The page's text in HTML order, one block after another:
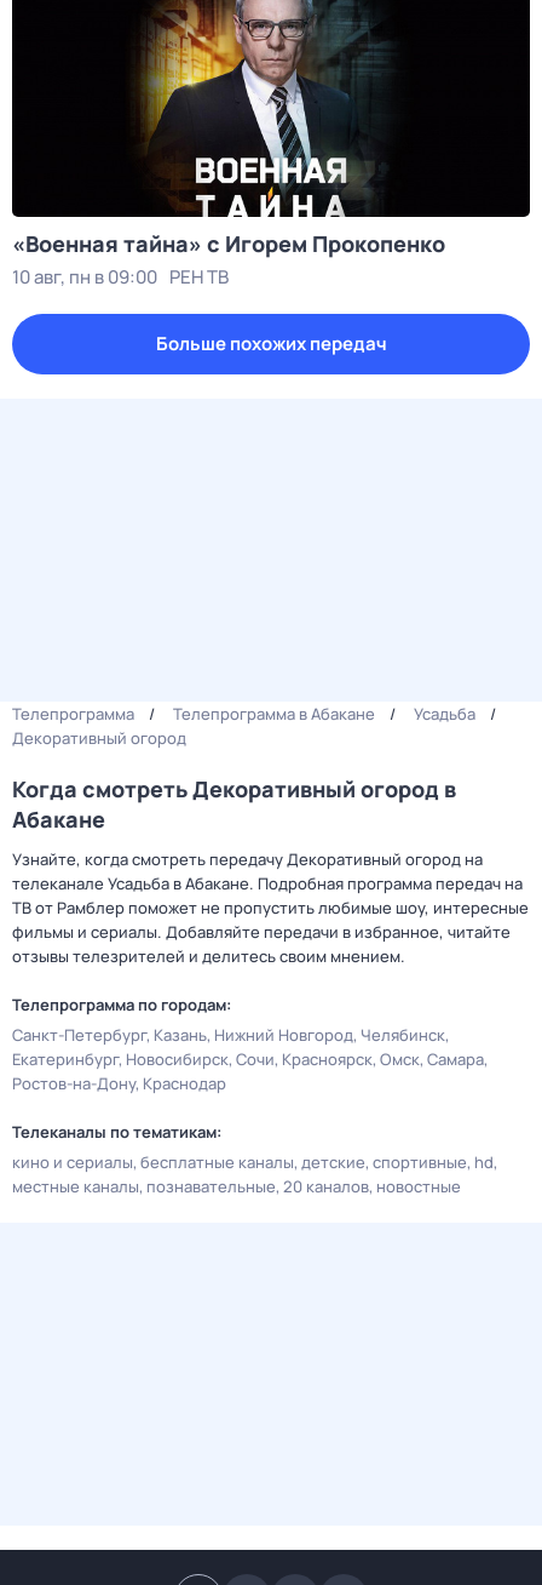
«Военная тайна» с Игорем Прокопенко
10 авг, пн в 09:00 РЕН ТВ
Больше похожих передач
Телепрограмма Телепрограмма в Абакане
Усадьба
Декоративный огород
Когда смотреть Декоративный огород в
Абакане
Узнайте, когда смотреть передачу Декоративный огород на
телеканале Усадьба в Абакане. Подробная программа передач на
ТВ от Рамблер поможет не пропустить любимые шоу, интересные
фильмы и сериалы. Добавляйте передачи в избранное, читайте
отзывы телезрителей и делитесь своим мнением.
Телепрограмма по городам:
Санкт-Петербург Казань Нижний Новгород Челябинск
Екатеринбург Новосибирск Сочи Красноярск Омск Самара
Ростов-на-Дону Краснодар
Телеканалы по тематикам:
кино и сериалы бесплатные каналы детские спортивные hd
местные каналы познавательные 20 каналов новостные